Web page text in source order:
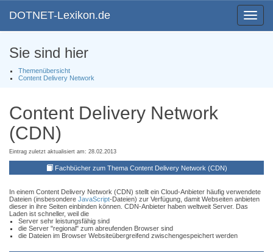
Toggle
DOTNET-Lexikon.de
Sie sind hier
Themenübersicht
Content Delivery Network
Content Delivery Network
(CDN)
Eintrag zuletzt aktualisiert am: 28.02.2013
Fachbücher zum Thema Content Delivery Network (CDN)
In einem Content Delivery Network (CDN) stellt ein Cloud-Anbieter häufig verwendete
Dateien (insbesondere JavaScript-Dateien) zur Verfügung, damit Webseiten anbieten
dieser in ihre Seiten einbinden können. CDN-Anbieter haben weltweit Server. Das
Laden ist schneller, weil die
Server sehr leistungsfähig sind
die Server "regional" zum abreufenden Browser sind
die Dateien im Browser Websiteübergreifend zwischengespeichert werden